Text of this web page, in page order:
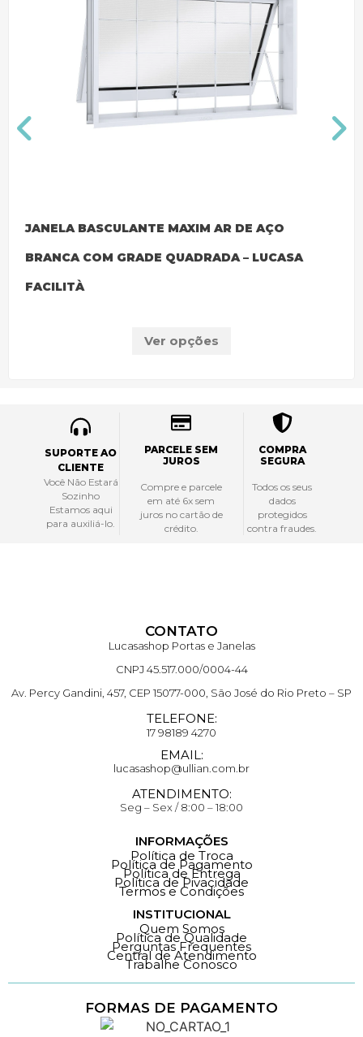
JANELA BASCULANTE MAXIM AR DE AÇO
BRANCA COM GRADE QUADRADA – LUCASA
FACILITÀ
Ver opções
SUPORTE AO
CLIENTE
Você Não Estará
Sozinho
Estamos aqui
para auxiliá-lo.
PARCELE SEM
JUROS
Compre e parcele
em até 6x sem
juros no cartão de
crédito.
COMPRA
SEGURA
Todos os seus
dados
protegidos
contra fraudes.
CONTATO
Lucasashop Portas e Janelas
CNPJ 45.517.000/0004-44
Av. Percy Gandini, 457, CEP 15077-000, São José do Rio Preto – SP
TELEFONE:
17 98189 4270
EMAIL:
lucasashop@ullian.com.br
ATENDIMENTO:
Seg – Sex / 8:00 – 18:00
INFORMAÇÕES
Política de Troca
Política de Pagamento
Política de Entrega
Política de Pivacidade
Termos e Condições
INSTITUCIONAL
Quem Somos
Política de Qualidade
Perguntas Frequentes
Central de Atendimento
Trabalhe Conosco
FORMAS DE PAGAMENTO